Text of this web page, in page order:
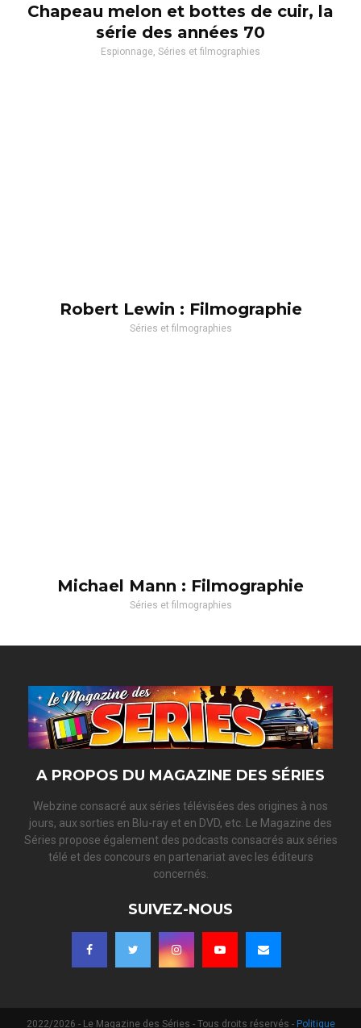
Chapeau melon et bottes de cuir, la
série des années 70
Espionnage, Séries et filmographies
Robert Lewin : Filmographie
Séries et filmographies
Michael Mann : Filmographie
Séries et filmographies
A PROPOS DU MAGAZINE DES SÉRIES
Webzine consacré aux séries télévisées des origines à nos
jours, aux sorties en Blu-ray et en DVD, etc. Le Magazine des
Séries propose également des podcasts consacrés aux séries
télé et des concours en partenariat avec les éditeurs
concernés.
SUIVEZ-NOUS
2022/2026 - Le Magazine des Séries - Tous droits réservés - Politique